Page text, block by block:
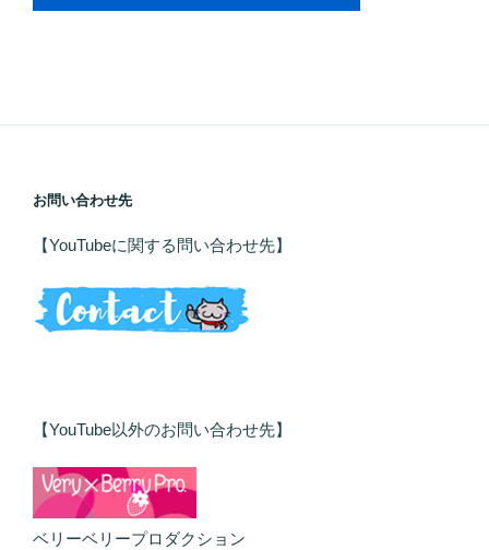
お問い合わせ先
【YouTubeに関する問い合わせ先】
【YouTube以外のお問い合わせ先】
ベリーベリープロダクション